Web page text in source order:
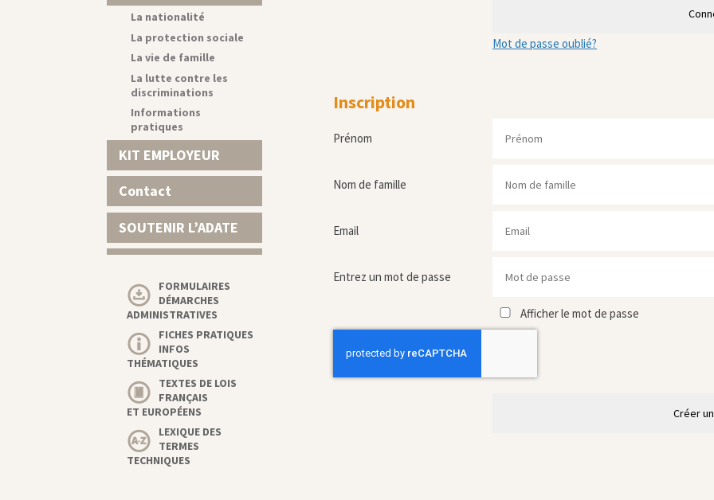
Mot de passe oublié?
Inscription
Prénom
Nom de famille
Email
Entrez un mot de passe
Afficher le mot de passe
Créer
La nationalité
La protection sociale
La vie de famille
La lutte contre les
discriminations
Informations
pratiques
KIT EMPLOYEUR
Contact
SOUTENIR L’ADATE
FORMULAIRES
DÉMARCHES
ADMINISTRATIVES
FICHES PRATIQUES
INFOS
THÉMATIQUES
TEXTES DE LOIS
FRANÇAIS
ET EUROPÉENS
LEXIQUE DES
TERMES
TECHNIQUES